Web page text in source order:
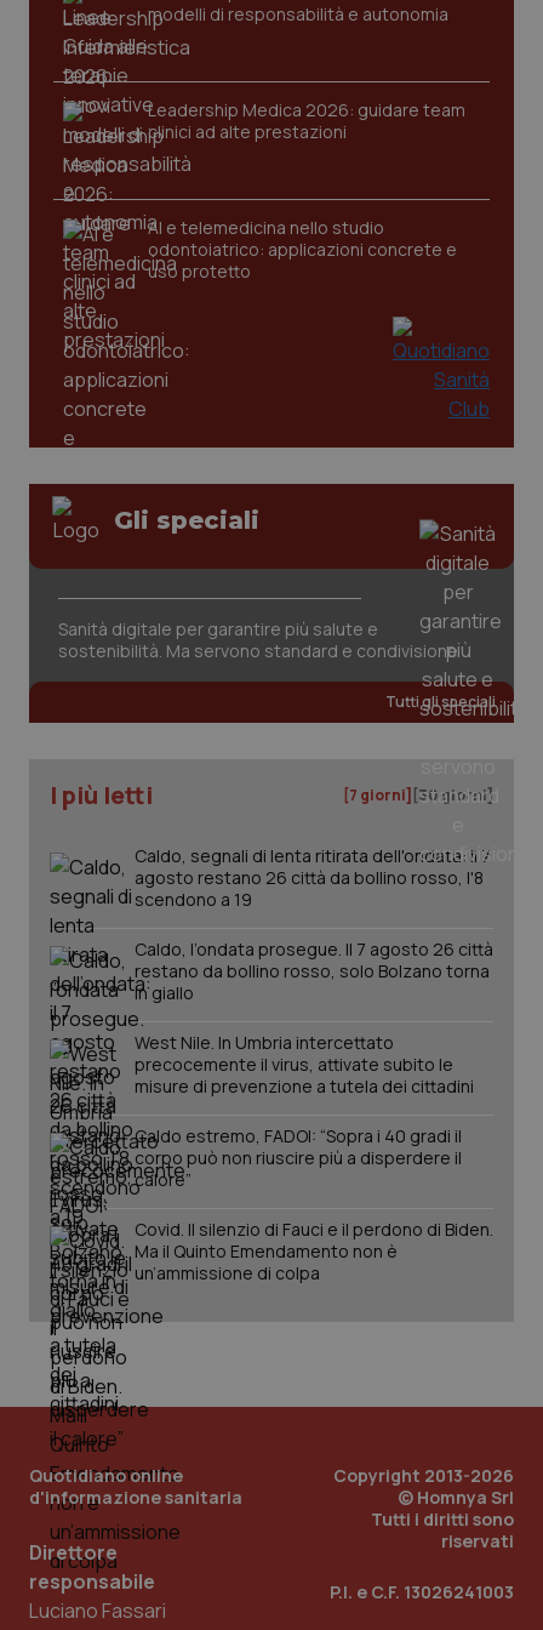
modelli di responsabilità e autonomia
Leadership Medica 2026: guidare team
clinici ad alte prestazioni
AI e telemedicina nello studio
odontoiatrico: applicazioni concrete e
uso protetto
Gli speciali
Sanità digitale per garantire più salute e
sostenibilità. Ma servono standard e condivisione
Tutti gli speciali
I più letti [7 giorni] [30 giorni]
Caldo, segnali di lenta ritirata dell'ondata: il 7
agosto restano 26 città da bollino rosso, l'8
scendono a 19
Caldo, l’ondata prosegue. Il 7 agosto 26 città
restano da bollino rosso, solo Bolzano torna
in giallo
West Nile. In Umbria intercettato
precocemente il virus, attivate subito le
misure di prevenzione a tutela dei cittadini
Caldo estremo, FADOI: “Sopra i 40 gradi il
corpo può non riuscire più a disperdere il
calore”
Covid. Il silenzio di Fauci e il perdono di Biden.
Ma il Quinto Emendamento non è
un’ammissione di colpa
Quotidiano online
d'informazione sanitaria
Direttore
responsabile
Luciano Fassari
Copyright 2013-2026
© Homnya Srl
Tutti i diritti sono
riservati
P.I. e C.F. 13026241003
.youtube.com
CookieScriptConsent
www.quotidianosanita.it
tracking-sites-ironfish-
www.quotidianosanita.it
2
_ga
Google LLC
.quotidianosanita.it
PHPSESSID
www.quotidianosanita.it